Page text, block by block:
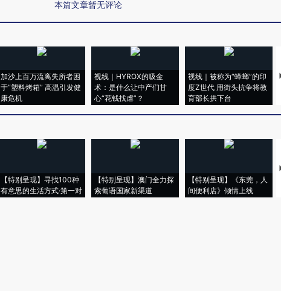
本篇文章暂无评论
加沙上百万流离失所者困
于“塑料烤箱” 高温引发健
康危机
视线｜HYROX的吸金
术：是什么让中产们甘
心“花钱找虐”？
视线｜被称为“蟑螂”的印
度Z世代 用街头抗争将教
育部长拱下台
【特别呈现】寻找100种
有意思的生活方式·第一对
【特别呈现】澳门全力探
索葡语国家新渠道
【特别呈现】《东莞，人
间便利店》倾情上线